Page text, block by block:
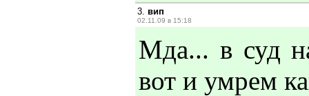
3. вип
02.11.09 в 15:18
Мда... в суд
вот и умрем